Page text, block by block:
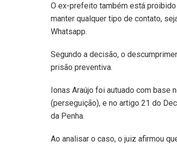
O ex-prefeito também está
manter qualquer tipo de contato,
Whatsapp.
Segundo a decisão, o
prisão preventiva.
Ionas Araújo foi autuado com base
(perseguição), e no artigo 21 do
da Penha.
Ao analisar o caso, o juiz afirmou